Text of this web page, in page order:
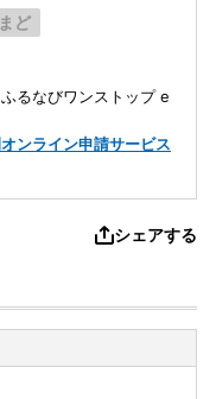
ど
るなびワンストップ e
ンライン申請サービス
シェアする